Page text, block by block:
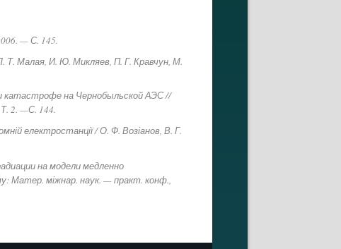
— С. 145.
Т. Малая, И. Ю. Микляев, П. Г. Кравчун, М.
катастрофе на Чернобыльской АЭС //
Т. 2. —С. 144.
електростанції / О. Ф. Возіанов, В. Г.
на модели медленно
Матер. міжнар. наук. — практ. конф.,